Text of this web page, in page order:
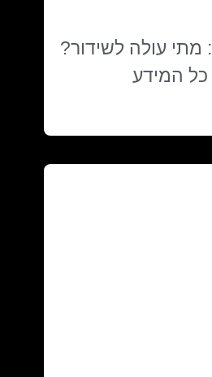
ווארט עונה 2: מתי עולה לשידור?